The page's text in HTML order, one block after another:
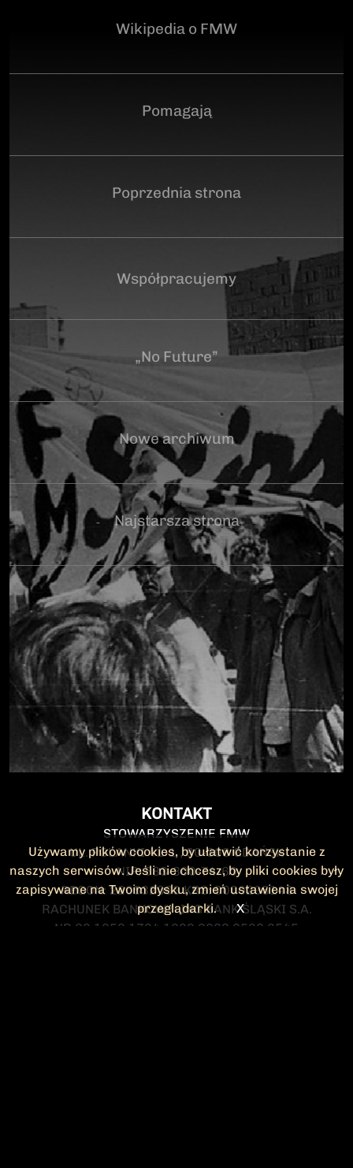
Wikipedia o FMW
Pomagają
Poprzednia strona
Współpracujemy
„No Future”
Nowe archiwum
Najstarsza strona
KONTAKT
STOWARZYSZENIE FMW
UL. POLANKI 41-1 , 80-308 GDAŃSK
NIP: 583-300-74-60
REGON: 220532063 KRS: 0000295148
RACHUNEK BANKOWY: ING BANK ŚLĄSKI S.A.
NR 90 1050 1764 1000 0023 2582 8545
Używamy plików cookies, by ułatwić korzystanie z
naszych serwisów. Jeśli nie chcesz, by pliki cookies były
zapisywane na Twoim dysku, zmień ustawienia swojej
przeglądarki.
X